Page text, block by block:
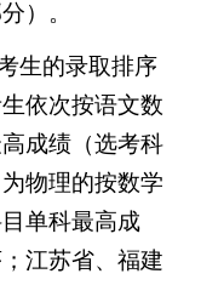
）。
生的录取排序
依次按语文数
成绩（选考科
物理的按数学
单科最高成
江苏省、福建